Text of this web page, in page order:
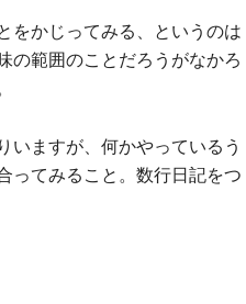
をかじってみる、というのは
の範囲のことだろうがなかろ
いますが、何かやっているう
ってみること。数行日記をつ